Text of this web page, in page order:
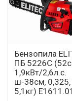
Бензопила
ПБ 5226С
1,9кВт/2,6л.с.
ш-38см,
5,1кг)